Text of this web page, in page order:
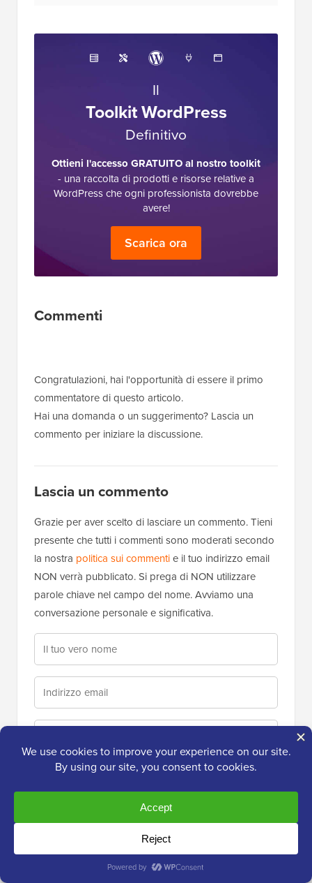
Il
Toolkit WordPress
Definitivo
Ottieni l'accesso GRATUITO al nostro toolkit
- una raccolta di prodotti e risorse relative a
WordPress che ogni professionista dovrebbe
avere!
Scarica ora
Interazioni
Commenti
Congratulazioni, hai l'opportunità di essere il primo
commentatore di questo articolo.
Hai una domanda o un suggerimento? Lascia un
commento per iniziare la discussione.
Lascia un commento
Grazie per aver scelto di lasciare un commento. Tieni
presente che tutti i commenti sono moderati secondo
la nostra politica sui commentie il tuo indirizzo email
NON verrà pubblicato. Si prega di NON utilizzare
parole chiave nel campo del nome. Avviamo una
conversazione personale e significativa.